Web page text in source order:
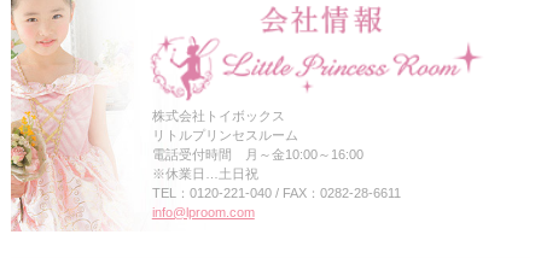
株式会社トイボックス
リトルプリンセスルーム
電話受付時間 月～金10:00～16:00
※休業日…土日祝
TEL：0120-221-040 / FAX：0282-28-6611
info@lproom.com